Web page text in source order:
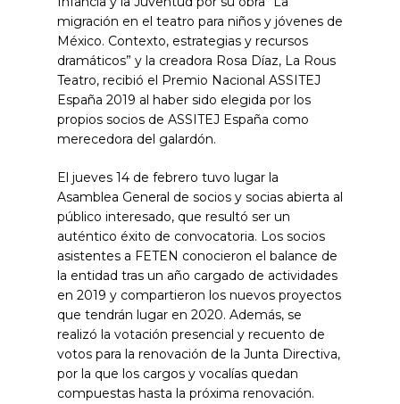
migración en el teatro para niños y jóvenes de
México. Contexto, estrategias y recursos
dramáticos” y la creadora Rosa Díaz, La Rous
Teatro, recibió el Premio Nacional ASSITEJ
España 2019 al haber sido elegida por los
propios socios de ASSITEJ España como
merecedora del galardón.
El jueves 14 de febrero tuvo lugar la
Asamblea General de socios y socias abierta al
público interesado, que resultó ser un
auténtico éxito de convocatoria. Los socios
asistentes a FETEN conocieron el balance de
la entidad tras un año cargado de actividades
en 2019 y compartieron los nuevos proyectos
que tendrán lugar en 2020. Además, se
realizó la votación presencial y recuento de
votos para la renovación de la Junta Directiva,
por la que los cargos y vocalías quedan
compuestas hasta la próxima renovación.